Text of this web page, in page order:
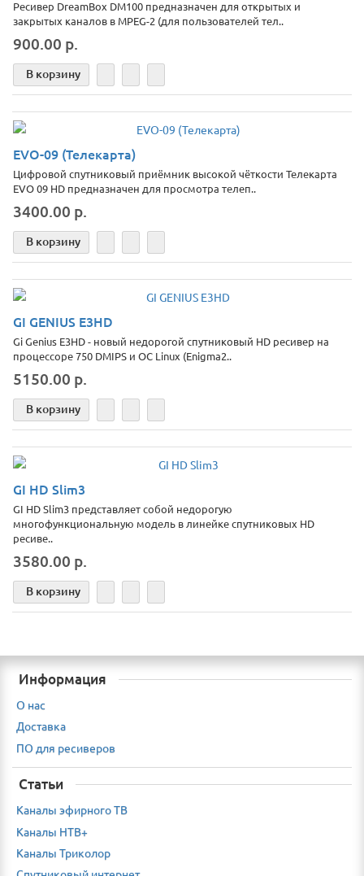
Ресивер DreamBox DM100 предназначен для открытых и
закрытых каналов в MPEG-2 (для пользователей тел..
900.00 р.
В корзину
EVO-09 (Телекарта)
Цифровой спутниковый приёмник высокой чёткости Телекарта
EVO 09 HD предназначен для просмотра телеп..
3400.00 р.
В корзину
GI GENIUS E3HD
Gi Genius E3HD - новый недорогой спутниковый HD ресивер на
процессоре 750 DMIPS и ОС Linux (Enigma2..
5150.00 р.
В корзину
GI HD Slim3
GI HD Slim3 представляет собой недорогую
многофункциональную модель в линейке спутниковых HD
ресиве..
3580.00 р.
В корзину
Информация
О нас
Доставка
ПО для ресиверов
Статьи
Каналы эфирного ТВ
Каналы НТВ+
Каналы Триколор